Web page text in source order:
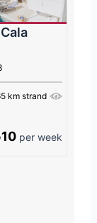
km strand
per week